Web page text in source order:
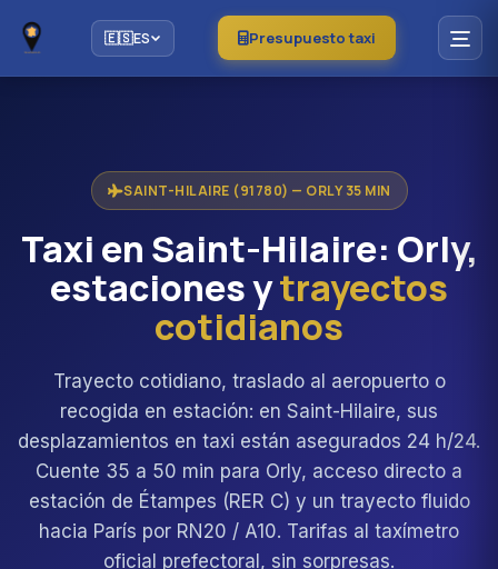
🇪🇸ES Presupuesto taxi
SAINT-HILAIRE (91780) — ORLY 35 MIN
Taxi en Saint-Hilaire: Orly,
estaciones ytrayectos
cotidianos
Trayecto cotidiano, traslado al aeropuerto o
recogida en estación: en Saint-Hilaire, sus
desplazamientos en taxi están asegurados 24 h/24.
Cuente 35 a 50 min para Orly, acceso directo a
estación de Étampes (RER C) y un trayecto fluido
hacia París por RN20 / A10. Tarifas al taxímetro
oficial prefectoral, sin sorpresas.